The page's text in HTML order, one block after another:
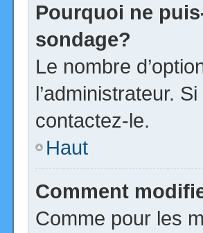
Pourquoi ne
sondage?
Le nombre
l’administrateur.
contactez-le.
Haut
Comment
Comme pour les